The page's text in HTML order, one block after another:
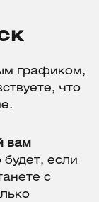
графиком,
что
вам
будет, если
с